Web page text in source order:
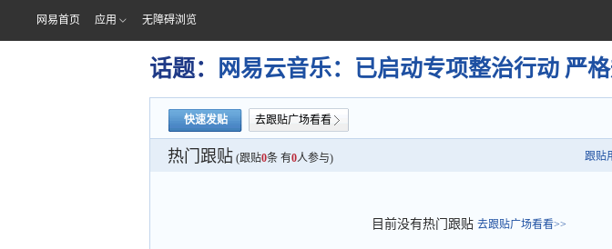
网易首页 应用 无障碍浏览
话题： 网易云音乐：已启动专项整治行动 严
快速发贴 去跟贴广场看看
热门跟贴 (跟贴0条 有0人参与) 跟贴
目前没有热门跟贴 去跟贴广场看看>>